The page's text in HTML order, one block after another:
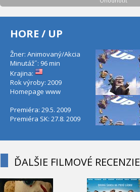
HORE / UP
Žner: Animovaný/Akcia
Minutáž˝: 96 min
Krajina:
Rok výroby: 2009
Homepage www
Premiéra: 29.5. 2009
Premiéra SK: 27.8. 2009
ĎALŠIE FILMOVÉ RECENZIE